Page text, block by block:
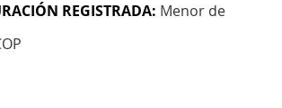
REGISTRADA: Menor de